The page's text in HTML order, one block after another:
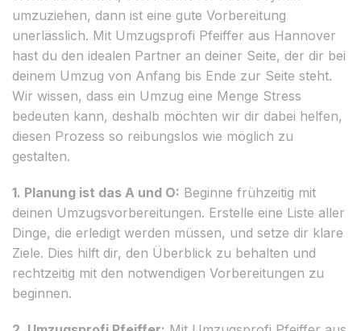
umzuziehen, dann ist eine gute Vorbereitung
unerlässlich. Mit Umzugsprofi Pfeiffer aus Hannover
hast du den idealen Partner an deiner Seite, der dir bei
deinem Umzug von Anfang bis Ende zur Seite steht.
Wir wissen, dass ein Umzug eine Menge Stress
bedeuten kann, deshalb möchten wir dir dabei helfen,
diesen Prozess so reibungslos wie möglich zu
gestalten.
1. Planung ist das A und O: Beginne frühzeitig mit
deinen Umzugsvorbereitungen. Erstelle eine Liste aller
Dinge, die erledigt werden müssen, und setze dir klare
Ziele. Dies hilft dir, den Überblick zu behalten und
rechtzeitig mit den notwendigen Vorbereitungen zu
beginnen.